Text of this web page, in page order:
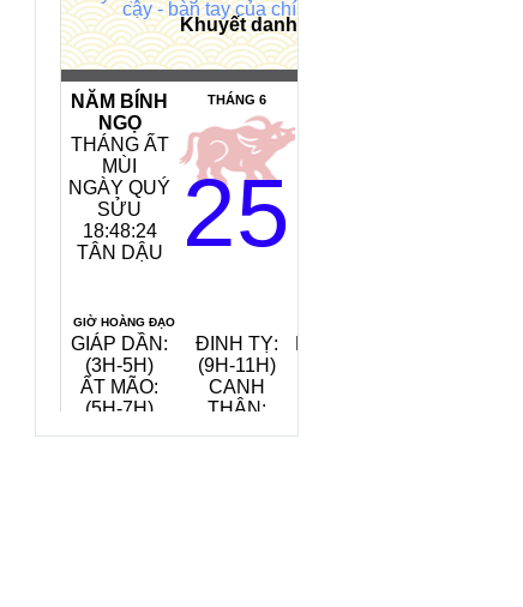
cậy - bàn tay của chính bạn
Khuyết danh
NĂM BÍNH
NGỌ
THÁNG ẤT
MÙI
NGÀY QUÝ
SỬU
18:48:25
TÂN DẬU
THÁNG 6
25
GIỜ HOÀNG ĐẠO
GIÁP DẦN:
(3H-5H)
ẤT MÃO:
(5H-7H)
ĐINH TỴ:
(9H-11H)
CANH
THÂN: